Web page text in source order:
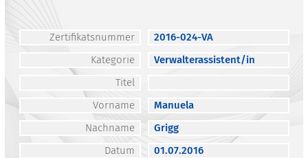
Zertifikatsnummer
2016-024-VA
Kategorie
Verwalterassistent/in
Titel
Vorname
Manuela
Nachname
Grigg
Datum
01.07.2016